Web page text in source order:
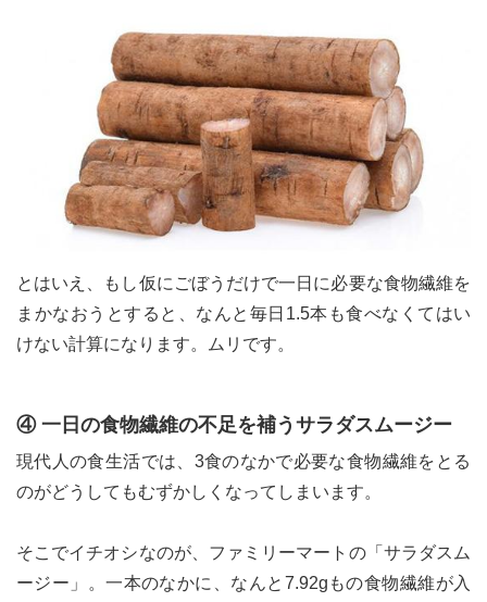
とはいえ、もし仮にごぼうだけで一日に必要な食物繊維を
まかなおうとすると、なんと毎日1.5本も食べなくてはい
けない計算になります。ムリです。
④ 一日の食物繊維の不足を補うサラダスムージー
現代人の食生活では、3食のなかで必要な食物繊維をとる
のがどうしてもむずかしくなってしまいます。
そこでイチオシなのが、ファミリーマートの「サラダスム
ージー」。一本のなかに、なんと7.92gもの食物繊維が入